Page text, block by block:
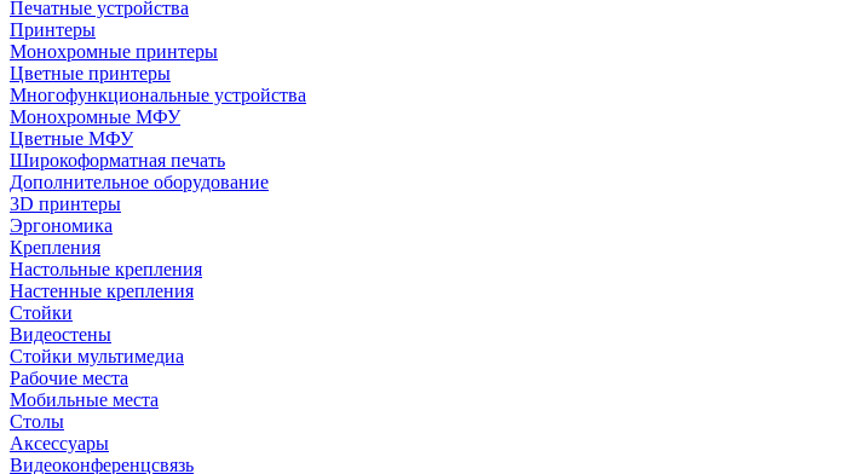
Печатные устройства
Принтеры
Моноxромныe принтеры
Цвeтныe принтеры
Многофункциональные устройства
Монохромные МФУ
Цветные МФУ
Широкоформатная печать
Дополнительное оборудование
3D принтеры
Эргономика
Крепления
Настольные крепления
Настенные крепления
Стойки
Видеостены
Стойки мультимедиа
Рабочие места
Мобильные места
Столы
Аксессуары
Видеоконференцсвязь